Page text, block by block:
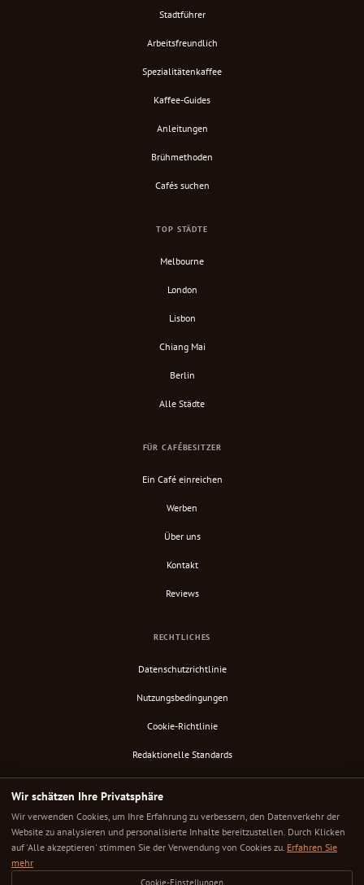
Stadtführer
Arbeitsfreundlich
Spezialitätenkaffee
Kaffee-Guides
Anleitungen
Brühmethoden
Cafés suchen
TOP STÄDTE
Melbourne
London
Lisbon
Chiang Mai
Berlin
Alle Städte
FÜR CAFÉBESITZER
Ein Café einreichen
Werben
Über uns
Kontakt
Reviews
RECHTLICHES
Datenschutzrichtlinie
Nutzungsbedingungen
Cookie-Richtlinie
Redaktionelle Standards
RSS-Feed
© 2025 Down Under Cafe. Alle Rechte vorbehalten.
Wir schätzen Ihre Privatsphäre
Wir verwenden Cookies, um Ihre Erfahrung zu verbessern, den Datenverkehr der
Website zu analysieren und personalisierte Inhalte bereitzustellen. Durch Klicken
auf 'Alle akzeptieren' stimmen Sie der Verwendung von Cookies zu. Erfahren Sie
mehr
Cookie-Einstellungen